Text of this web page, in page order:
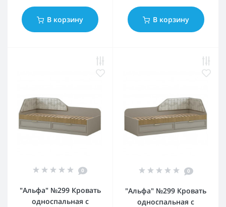
В корзину В корзину
0
"Альфа" №299 Кровать
односпальная с
0
"Альфа" №299 Кровать
односпальная с